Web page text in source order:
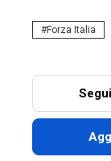
Forza Italia